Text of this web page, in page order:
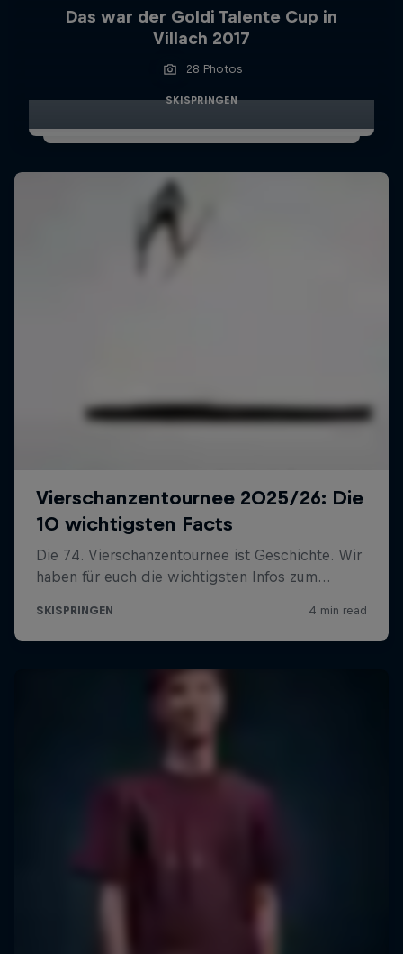
Das war der Goldi Talente Cup in
Villach 2017
28 Photos
SKISPRINGEN